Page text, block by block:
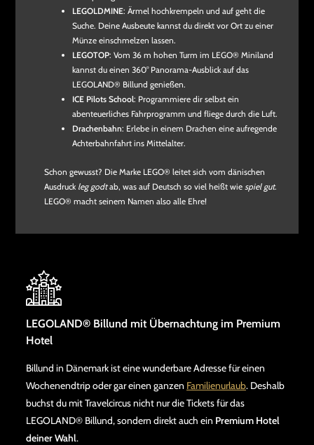
LEGOLDMINE: Ärmel hochkrempeln und auf geht die
Suche. Deine Ausbeute kannst du direkt vor Ort zu einer
Münze einschmelzen lassen.
LEGOTOP: Vom 36 m hohen Turm im LEGO® Miniland
kannst du einen 360° Panorama-Ausblick auf das
LEGOLAND® Billund genießen.
ICE Pilots School: Programmiere dir selbst ein
abenteuerliches Fahrprogramm und fliege durch die Luft.
Drachenbahn: Erlebe in einem Drachen eine aufregende
Achterbahnfahrt ins Mittelalter.
Schon gewusst? Die Marke LEGO® leitet sich vom dänischen
Ausdruck leg godtab, was auf Deutsch so viel heißt wie spiel gut.
LEGO® macht seinem Namen also alle Ehre!
LEGOLAND® Billund mit Übernachtung im Premium
Hotel
Billund in Dänemark ist eine wunderbare Adresse für einen
Wochenendtrip oder gar einen ganzen Familienurlaub. Deshalb
buchst du mit Travelcircus nicht nur die Tickets für das
LEGOLAND® Billund, sondern direkt auch ein Premium Hotel
deiner Wahl.